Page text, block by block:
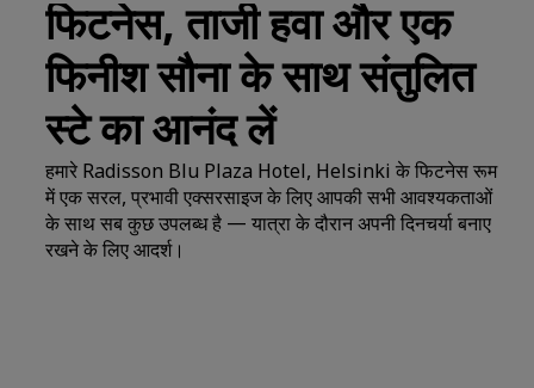
पहली बार का मजा कुछ और ही होता है
दिन की सबसे अच्छी डील
पहले से बुकिंग करें
हमारे पैकेज देखें
ट्रैवल के आइडिए
परिवार के लिए अनुकूल होटल
फिटनेस, ताजी हवा और एक
फिनीश सौना के साथ संतुलित
स्टे का आनंद लें
हमारे Radisson Blu Plaza Hotel, Helsinki के फिटनेस रूम
में एक सरल, प्रभावी एक्सरसाइज के लिए आपकी सभी आवश्यकताओं
के साथ सब कुछ उपलब्ध है — यात्रा के दौरान अपनी दिनचर्या बनाए
रखने के लिए आदर्श।